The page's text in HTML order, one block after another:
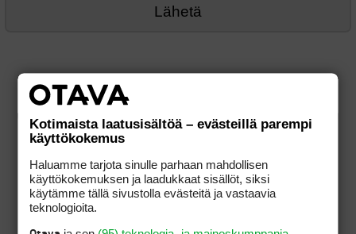
Kotimaista laatusisältöä – evästeillä parempi
käyttökokemus
Haluamme tarjota sinulle parhaan mahdollisen
käyttökokemuksen ja laadukkaat sisällöt, siksi
käytämme tällä sivustolla evästeitä ja vastaavia
teknologioita.